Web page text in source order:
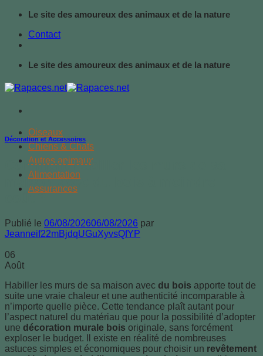
Passer
contenu
Le site des amoureux des animaux et de la nature
Contact
Le site des amoureux des animaux et de la nature
Oiseaux
Chiens & Chats
Autres animaux
Alimentation
Assurances
Décoration et Accessoires
Comment habiller les murs de sa
maison avec du bois à moindre
coût ?
Publié le 06/08/202606/08/2026 par
Jeanneif22mBjdqUGuXyvsQfYP
06
Août
Habiller les murs de sa maison avec du bois apporte tout de
suite une vraie chaleur et une authenticité incomparable à
n’importe quelle pièce. Cette tendance plaît autant pour
l’aspect naturel du matériau que pour la possibilité d’adopter
une décoration murale bois originale, sans forcément
exploser le budget. Il existe en réalité de nombreuses
astuces simples et économiques pour choisir un revêtement